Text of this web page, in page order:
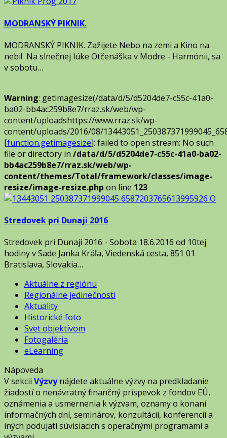
MODRANSKÝ PIKNIK.
MODRANSKÝ PIKNIK. Zažijete Nebo na zemi a Kino na
nebi! Na slnečnej lúke Otčenáška v Modre - Harmónii, sa
v sobotu…
Warning: getimagesize(/data/d/5/d5204de7-c55c-41a0-
ba02-bb4ac259b8e7/rraz.sk/web/wp-
content/uploadshttps://www.rraz.sk/wp-
content/uploads/2016/08/
[function.getimagesize]: failed to open stream: No such
file or directory in /data/d/5/d5204de7-c55c-41a0-ba02-
bb4ac259b8e7/rraz.sk/web/wp-
content/themes/Total/framework/classes/image-
resize/image-resize.php on line 123
Stredovek pri Dunaji 2016
Stredovek pri Dunaji 2016 - Sobota 18.6.2016 od 10tej
hodiny v Sade Janka Kráľa, Viedenská cesta, 851 01
Bratislava, Slovakia…
Aktuálne z regiónu
Regionálne jedinečnosti
Aktuality
Historické foto
Svet objektívom
Fotogaléria
eLearning
Nápoveda
V sekcii Výzvynájdete aktuálne výzvy na predkladanie
žiadostí o nenávratný finančný príspevok z fondov EÚ,
oznámenia a usmernenia k výzvam, oznamy o konaní
informačných dní, seminárov, konzultácií, konferencií a
iných podujatí súvisiacich s operačnými programami a